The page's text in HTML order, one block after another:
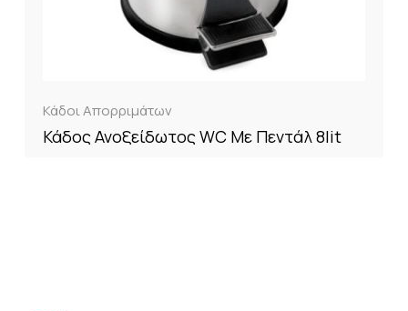
Κάδοι Απορριμάτων
Κάδος Ανοξείδωτος WC Με Πεντάλ 8lit